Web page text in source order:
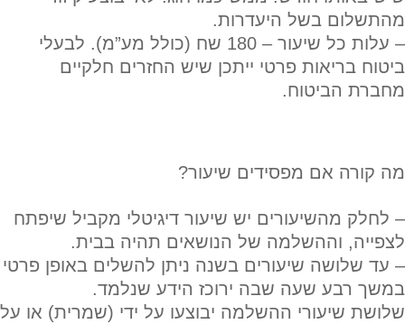
מהתשלום בשל היעדרות.
– עלות כל שיעור – 180 שח (כולל מע”מ). לבעלי
ביטוח בריאות פרטי ייתכן שיש החזרים חלקיים
מחברת הביטוח.
מה קורה אם מפסידים שיעור?
– לחלק מהשיעורים יש שיעור דיגיטלי מקביל שיפתח
לצפייה, וההשלמה של הנושאים תהיה בבית.
– עד שלושה שיעורים בשנה ניתן להשלים באופן פרטי
במשך רבע שעה שבה ירוכז הידע שנלמד.
שלושת שיעורי ההשלמה יבוצעו על ידי (שמרית) או על